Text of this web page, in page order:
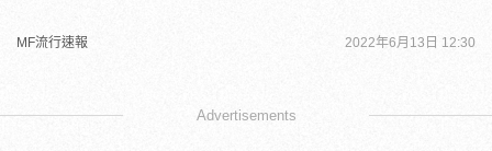
MF流行速報 2022年6月13日 12:30
Advertisements